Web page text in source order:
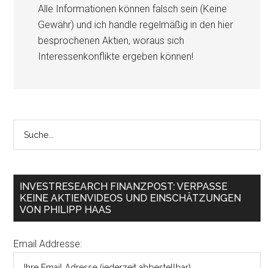
Alle Informationen können falsch sein (Keine
Gewähr) und ich handle regelmäßig in den hier
besprochenen Aktien, woraus sich
Interessenkonflikte ergeben können!
INVESTRESEARCH FINANZPOST: VERPASSE
KEINE AKTIENVIDEOS UND EINSCHÄTZUNGEN
VON PHILIPP HAAS
Email Addresse: